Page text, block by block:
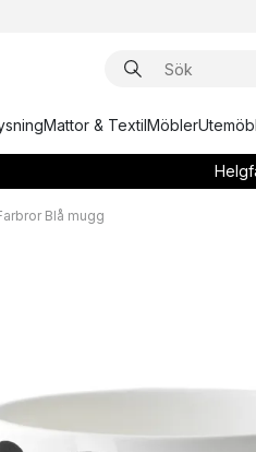
Mattor & TextilMöbler
Blå mugg